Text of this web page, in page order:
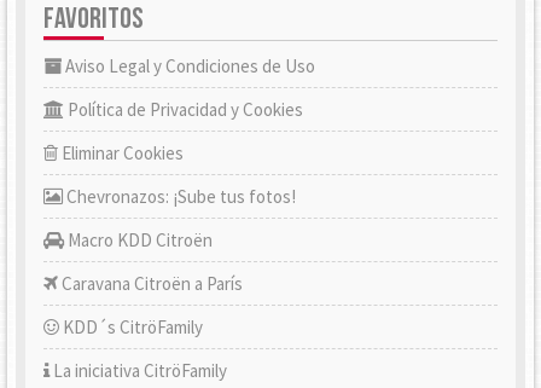
FAVORITOS
Aviso Legal y Condiciones de Uso
Política de Privacidad y Cookies
Eliminar Cookies
Chevronazos: ¡Sube tus fotos!
Macro KDD Citroën
Caravana Citroën a París
KDD´s CitröFamily
La iniciativa CitröFamily